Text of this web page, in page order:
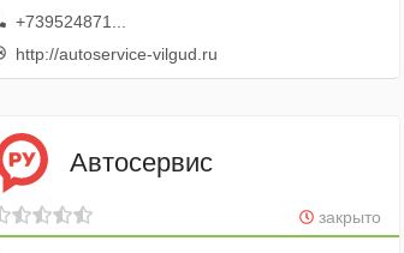
+739524871...
http://autoservice-vilgud.ru
Автосервис
закрыто